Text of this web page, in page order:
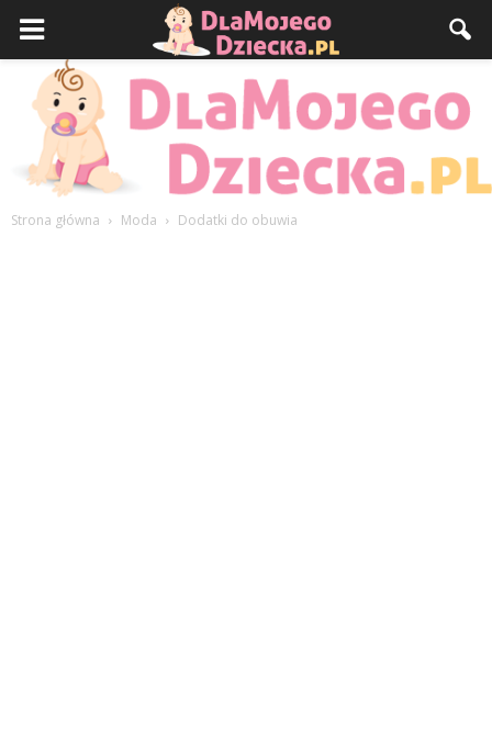
Strona główna Moda Dodatki do obuwia